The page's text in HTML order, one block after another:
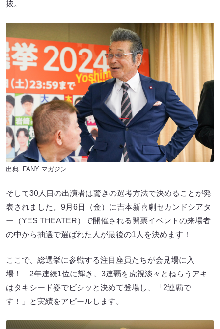
抜。
出典: FANY マガジン
そして30人目の出演者は驚きの選考方法で決めることが発
表されました。9月6日（金）に吉本新喜劇セカンドシアタ
ー（YES THEATER）で開催される開票イベントの来場者
の中から抽選で選ばれた人が最後の1人を決めます！
ここで、総選挙に参戦する注目座員たちが会見場に入
場！ 2年連続1位に輝き、3連覇を虎視淡々とねらうアキ
はタキシード姿でビシッと決めて登場し、「2連覇で
す！」と実績をアピールします。